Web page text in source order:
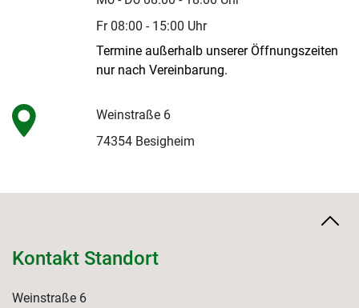
Fr 08:00 - 15:00 Uhr
Termine außerhalb unserer Öffnungszeiten
nur nach Vereinbarung.
Weinstraße 6
74354 Besigheim
Kontakt Standort
Weinstraße 6